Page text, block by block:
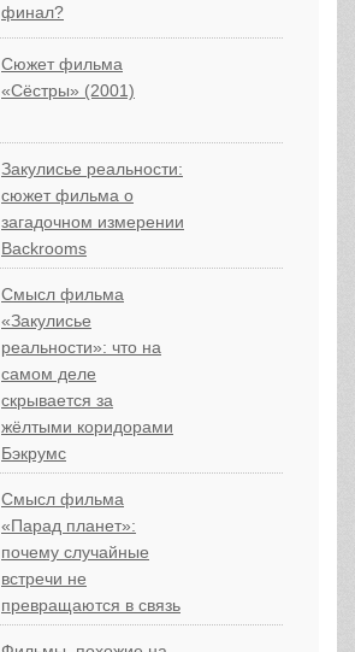
финал?
Сюжет фильма
«Сёстры» (2001)
Закулисье реальности:
сюжет фильма о
загадочном измерении
Backrooms
Смысл фильма
«Закулисье
реальности»: что на
самом деле
скрывается за
жёлтыми коридорами
Бэкрумс
Смысл фильма
«Парад планет»:
почему случайные
встречи не
превращаются в связь